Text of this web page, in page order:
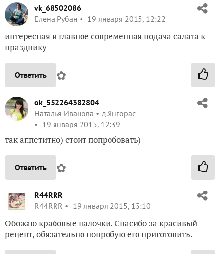
vk_68502086
Елена Рубан
19 января 2015, 12:22
интересная и главное современная подача салата к
празднику
Ответить ✿
ok_552264382804
Наталья Иванова
д.Янгорас
19 января 2015, 12:39
так аппетитно) стоит попробовать)
Ответить ✿
R44RRR
R44RRR
19 января 2015, 13:10
Обожаю крабовые палочки. Спасибо за красивый
рецепт, обязательно попробую его приготовить.